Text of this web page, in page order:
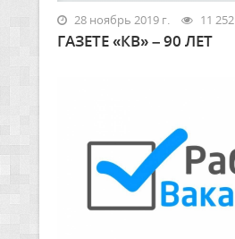
28 ноябрь 2019 г. 11 252
ГАЗЕТЕ «КВ» – 90 ЛЕТ